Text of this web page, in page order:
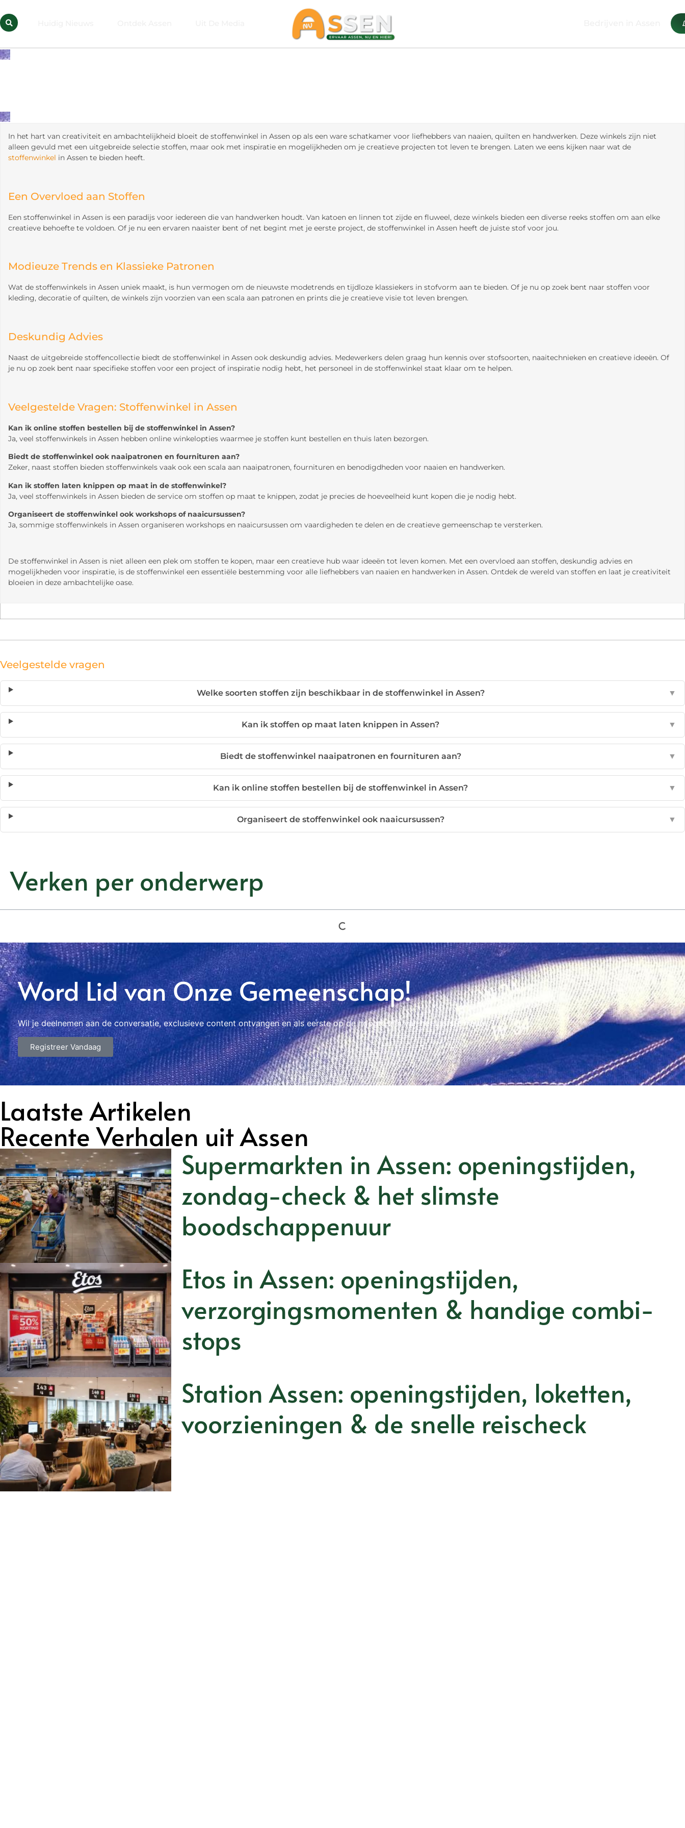
In het hart van creativiteit en ambachtelijkheid bloeit de stoffenwinkel in Assen op als een ware schatkamer voor liefhebbers van naaien, quilten en handwerken. Deze winkels zijn niet
alleen gevuld met een uitgebreide selectie stoffen, maar ook met inspiratie en mogelijkheden om je creatieve projecten tot leven te brengen. Laten we eens kijken naar wat de
stoffenwinkel in Assen te bieden heeft.
Een Overvloed aan Stoffen
Een stoffenwinkel in Assen is een paradijs voor iedereen die van handwerken houdt. Van katoen en linnen tot zijde en fluweel, deze winkels bieden een diverse reeks stoffen om aan elke
creatieve behoefte te voldoen. Of je nu een ervaren naaister bent of net begint met je eerste project, de stoffenwinkel in Assen heeft de juiste stof voor jou.
Modieuze Trends en Klassieke Patronen
Wat de stoffenwinkels in Assen uniek maakt, is hun vermogen om de nieuwste modetrends en tijdloze klassiekers in stofvorm aan te bieden. Of je nu op zoek bent naar stoffen voor
kleding, decoratie of quilten, de winkels zijn voorzien van een scala aan patronen en prints die je creatieve visie tot leven brengen.
Deskundig Advies
Naast de uitgebreide stoffencollectie biedt de stoffenwinkel in Assen ook deskundig advies. Medewerkers delen graag hun kennis over stofsoorten, naaitechnieken en creatieve ideeën. Of
je nu op zoek bent naar specifieke stoffen voor een project of inspiratie nodig hebt, het personeel in de stoffenwinkel staat klaar om te helpen.
Veelgestelde Vragen: Stoffenwinkel in Assen
Kan ik online stoffen bestellen bij de stoffenwinkel in Assen?
Ja, veel stoffenwinkels in Assen hebben online winkelopties waarmee je stoffen kunt bestellen en thuis laten bezorgen.
Biedt de stoffenwinkel ook naaipatronen en fournituren aan?
Zeker, naast stoffen bieden stoffenwinkels vaak ook een scala aan naaipatronen, fournituren en benodigdheden voor naaien en handwerken.
Kan ik stoffen laten knippen op maat in de stoffenwinkel?
Ja, veel stoffenwinkels in Assen bieden de service om stoffen op maat te knippen, zodat je precies de hoeveelheid kunt kopen die je nodig hebt.
Organiseert de stoffenwinkel ook workshops of naaicursussen?
Ja, sommige stoffenwinkels in Assen organiseren workshops en naaicursussen om vaardigheden te delen en de creatieve gemeenschap te versterken.
De stoffenwinkel in Assen is niet alleen een plek om stoffen te kopen, maar een creatieve hub waar ideeën tot leven komen. Met een overvloed aan stoffen, deskundig advies en
mogelijkheden voor inspiratie, is de stoffenwinkel een essentiële bestemming voor alle liefhebbers van naaien en handwerken in Assen. Ontdek de wereld van stoffen en laat je creativiteit
bloeien in deze ambachtelijke oase.
Veelgestelde vragen
Welke soorten stoffen zijn beschikbaar in de stoffenwinkel in Assen? ▼
Kan ik stoffen op maat laten knippen in Assen? ▼
Biedt de stoffenwinkel naaipatronen en fournituren aan? ▼
Kan ik online stoffen bestellen bij de stoffenwinkel in Assen? ▼
Organiseert de stoffenwinkel ook naaicursussen? ▼
Verken per onderwerp
Word Lid van Onze Gemeenschap!
Wil je deelnemen aan de conversatie, exclusieve content ontvangen en als eerste op de hoogte zijn van het laatste nieuws?
Registreer Vandaag
Laatste Artikelen
Recente Verhalen uit Assen
Supermarkten in Assen: openingstijden,
zondag-check & het slimste
boodschappenuur
Etos in Assen: openingstijden,
verzorgingsmomenten & handige combi-
stops
Station Assen: openingstijden, loketten,
voorzieningen & de snelle reischeck